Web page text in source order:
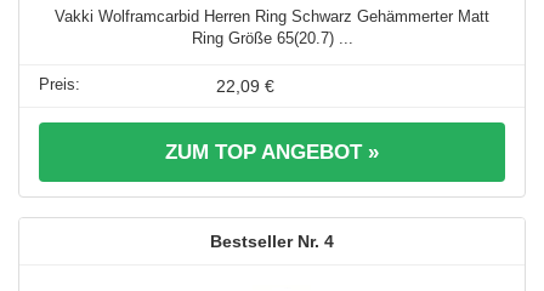
Vakki Wolframcarbid Herren Ring Schwarz Gehämmerter Matt
Ring Größe 65(20.7) ...
22,09 €
ZUM TOP ANGEBOT »
4